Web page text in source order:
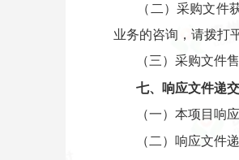
（二）采购文件
业务的咨询，请拨打
（三）采购文件
七、响应文件递交
（一）本项目响
（二）响应文件